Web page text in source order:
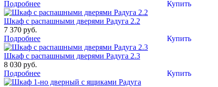
Купить
Подробнее
Шкаф с распашными дверями Радуга 2.2
7 370 руб.
Купить
Подробнее
Шкаф с распашными дверями Радуга 2.3
8 030 руб.
Купить
Подробнее